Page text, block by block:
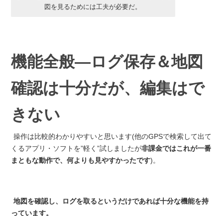
図を見るためには工夫が必要だ。
機能全般―ログ保存＆地図
確認は十分だが、編集はで
きない
操作は比較的わかりやすいと思います(他のGPSで検索して出て
くるアプリ・ソフトを”軽く”試しましたが非課金ではこれが一番
まともな動作で、何よりも見やすかったです)。
地図を確認し、ログを取るというだけであれば十分な機能を持
っています。